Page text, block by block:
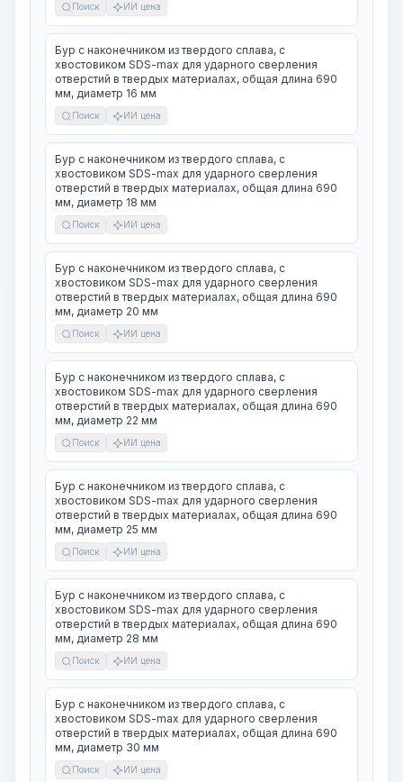
Поиск ИИ цена
Бур с наконечником из твердого сплава, с
хвостовиком SDS-max для ударного сверления
отверстий в твердых материалах, общая длина 690
мм, диаметр 16 мм
Поиск ИИ цена
Бур с наконечником из твердого сплава, с
хвостовиком SDS-max для ударного сверления
отверстий в твердых материалах, общая длина 690
мм, диаметр 18 мм
Поиск ИИ цена
Бур с наконечником из твердого сплава, с
хвостовиком SDS-max для ударного сверления
отверстий в твердых материалах, общая длина 690
мм, диаметр 20 мм
Поиск ИИ цена
Бур с наконечником из твердого сплава, с
хвостовиком SDS-max для ударного сверления
отверстий в твердых материалах, общая длина 690
мм, диаметр 22 мм
Поиск ИИ цена
Бур с наконечником из твердого сплава, с
хвостовиком SDS-max для ударного сверления
отверстий в твердых материалах, общая длина 690
мм, диаметр 25 мм
Поиск ИИ цена
Бур с наконечником из твердого сплава, с
хвостовиком SDS-max для ударного сверления
отверстий в твердых материалах, общая длина 690
мм, диаметр 28 мм
Поиск ИИ цена
Бур с наконечником из твердого сплава, с
хвостовиком SDS-max для ударного сверления
отверстий в твердых материалах, общая длина 690
мм, диаметр 30 мм
Поиск ИИ цена